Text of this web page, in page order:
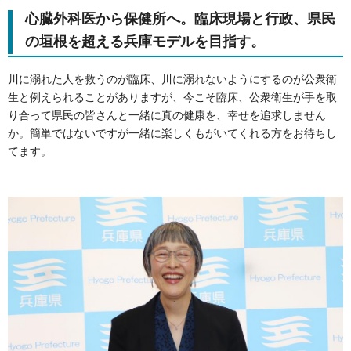
心臓外科医から保健所へ。臨床現場と行政、県民
の垣根を超える兵庫モデルを目指す。
川に溺れた人を救うのが臨床、川に溺れないようにするのが公衆衛
生と例えられることがありますが、今こそ臨床、公衆衛生が手を取
り合って県民の皆さんと一緒に真の健康を、幸せを追求しません
か。簡単ではないですが一緒に楽しくもがいてくれる方をお待ちし
てます。